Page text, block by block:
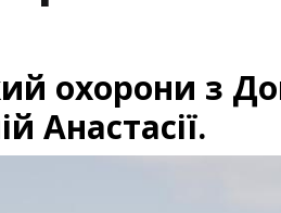
охорони з
Анастасії.